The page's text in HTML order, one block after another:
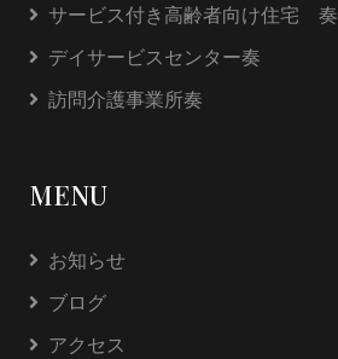
サービス付き高齢者向け住宅 奏
デイサービスセンター奏
訪問介護事業所奏
MENU
お知らせ
ブログ
アクセス